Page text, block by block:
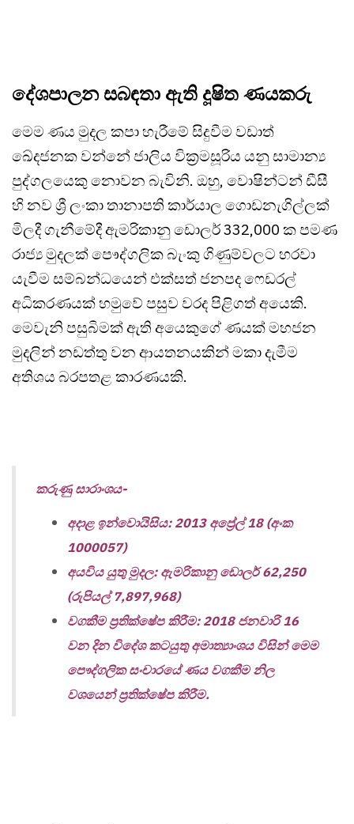
දේශපාලන සබඳතා ඇති දූෂිත ණයකරු
මෙම ණය මුදල කපා හැරීමේ සිදුවීම වඩාත්
ඛේදජනක වන්නේ ජාලිය වික්‍රමසූරිය යනු සාමාන්‍ය
පුද්ගලයෙකු නොවන බැවිනි. ඔහු, වොෂින්ටන් ඩීසී
හි නව ශ්‍රී ලංකා තානාපති කාර්යාල ගොඩනැගිල්ලක්
මිලදී ගැනීමේදී ඇමරිකානු ඩොලර් 332,000 ක පමණ
රාජ්‍ය මුදලක් පෞද්ගලික බැංකු ගිණුම්වලට හරවා
යැවීම සම්බන්ධයෙන් එක්සත් ජනපද ෆෙඩරල්
අධිකරණයක් හමුවේ පසුව වරද පිළිගත් අයෙකි.
මෙවැනි පසුබිමක් ඇති අයෙකුගේ ණයක් මහජන
මුදලින් නඩත්තු වන ආයතනයකින් මකා දැමීම
අතිශය බරපතළ කාරණයකි.
කරුණු සාරාංශය-
අදාළ ඉන්වොයිසිය: 2013 අප්‍රේල් 18 (අංක
1000057)
අයවිය යුතු මුදල: ඇමරිකානු ඩොලර් 62,250
(රුපියල් 7,897,968)
වගකීම ප්‍රතික්ෂේප කිරීම: 2018 ජනවාරි 16
වන දින විදේශ කටයුතු අමාත්‍යාංශය විසින් මෙම
පෞද්ගලික සංචාරයේ ණය වගකීම නිල
වශයෙන් ප්‍රතික්ෂේප කිරීම.